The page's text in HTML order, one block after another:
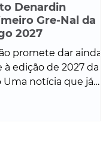
Denardin
Gre-Nal da
2027
promete dar ainda
edição de 2027 da
Uma notícia que já